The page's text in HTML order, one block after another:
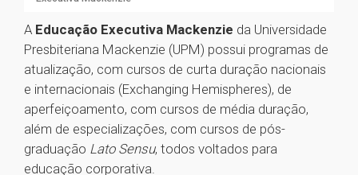
A Educação Executiva Mackenzie da Universidade
Presbiteriana Mackenzie (UPM) possui programas de
atualização, com cursos de curta duração nacionais
e internacionais (Exchanging Hemispheres), de
aperfeiçoamento, com cursos de média duração,
além de especializações, com cursos de pós-
graduação Lato Sensu, todos voltados para
educação corporativa.